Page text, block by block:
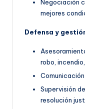
Negociación
mejores
Defensa y
robo,
Supervisión
resolución